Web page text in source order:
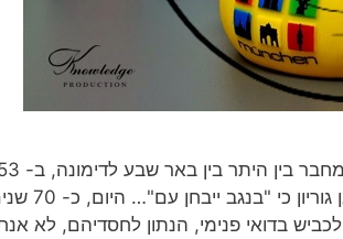
רב רושם ומלא
הזו נכשלנו לחלוטין: כביש 25 הפך לכביש בדואי פנימי, הנתון